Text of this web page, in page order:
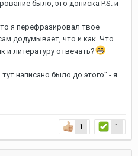
было, это дописка P.S. и
я перефразировал твое
додумывает, что и как. Что
и литературу отвечать?
написано было до этого" - я
1 1